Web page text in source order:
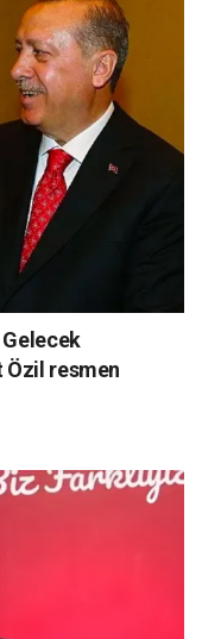
Gelecek
Özil resmen